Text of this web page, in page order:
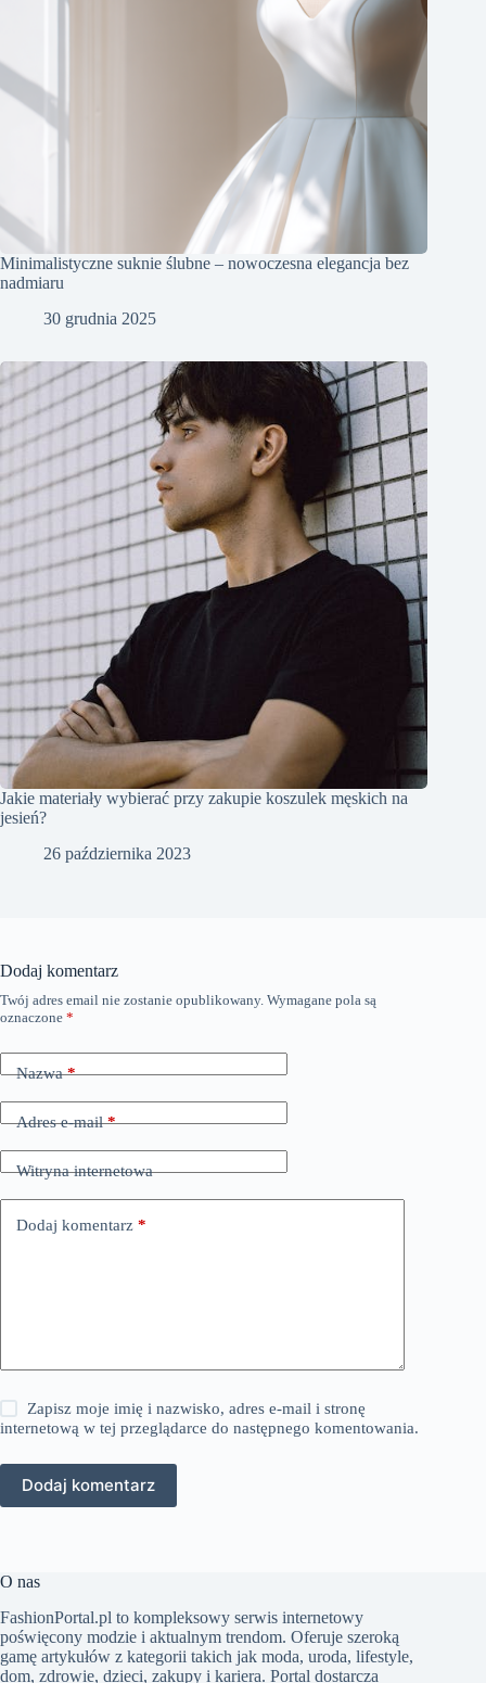
Minimalistyczne suknie ślubne – nowoczesna elegancja bez
nadmiaru
30 grudnia 2025
Jakie materiały wybierać przy zakupie koszulek męskich na
jesień?
26 października 2023
Dodaj komentarz
Twój adres email nie zostanie opublikowany. Wymagane pola są
oznaczone *
Nazwa*
Adres e-mail*
Witryna internetowa
Dodaj komentarz *
Zapisz moje imię i nazwisko, adres e-mail i stronę
internetową w tej przeglądarce do następnego komentowania.
Dodaj komentarz
O nas
FashionPortal.pl to kompleksowy serwis internetowy
poświęcony modzie i aktualnym trendom. Oferuje szeroką
gamę artykułów z kategorii takich jak moda, uroda, lifestyle,
dom, zdrowie, dzieci, zakupy i kariera. Portal dostarcza